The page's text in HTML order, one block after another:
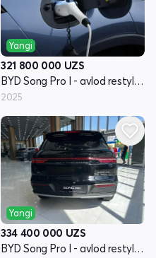
Yangi
321 800 000 UZS
BYD Song Pro I - avlod restyling
2025
Yangi
334 400 000 UZS
BYD Song Pro I - avlod restyling